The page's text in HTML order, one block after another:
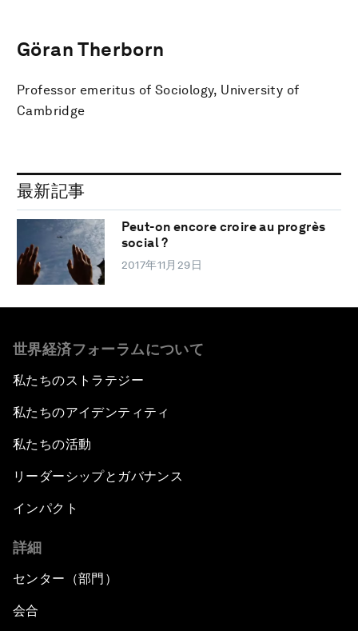
Göran Therborn
Professor emeritus of Sociology, University of
Cambridge
最新記事
Peut-on encore croire au progrès
social ?
2017年11月29日
世界経済フォーラムについて
私たちのストラテジー
私たちのアイデンティティ
私たちの活動
リーダーシップとガバナンス
インパクト
詳細
センター（部門）
会合